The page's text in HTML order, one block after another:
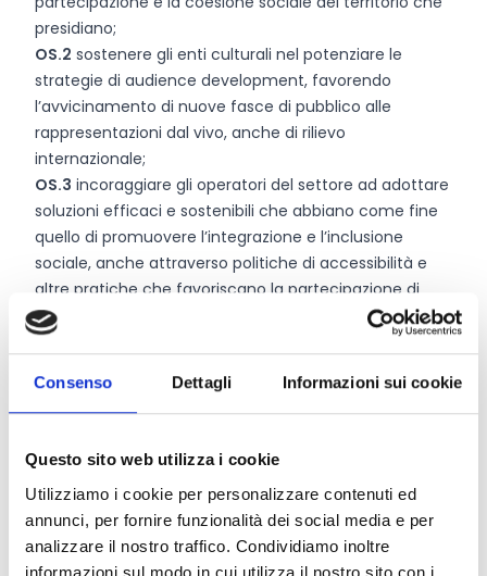
Consenso Dettagli Informazioni sui cookie
Questo sito web utilizza i cookie
Utilizziamo i cookie per personalizzare contenuti ed
annunci, per fornire funzionalità dei social media e per
analizzare il nostro traffico. Condividiamo inoltre
informazioni sul modo in cui utilizza il nostro sito con i
presidiano;
OS.2 sostenere gli enti culturali nel potenziare le
strategie di audience development, favorendo
l’avvicinamento di nuove fasce di pubblico alle
rappresentazioni dal vivo, anche di rilievo
internazionale;
OS.3 incoraggiare gli operatori del settore ad adottare
soluzioni efficaci e sostenibili che abbiano come fine
quello di promuovere l’integrazione e l’inclusione
sociale, anche attraverso politiche di accessibilità e
altre pratiche che favoriscano la partecipazione di
pubblici con fragilità economiche o sociali;
OS.4
agevolare il coinvolgimento di giovani musicisti,
artistiche, così come azioni di audience engagement
per il pubblico under25;
alla collaborazione in reti stabili e partenariati
strategici con enti locali, operatori del settore cultura
o di settori trasversali;
OS.6promuovere e riconoscere l’impegno degli enti